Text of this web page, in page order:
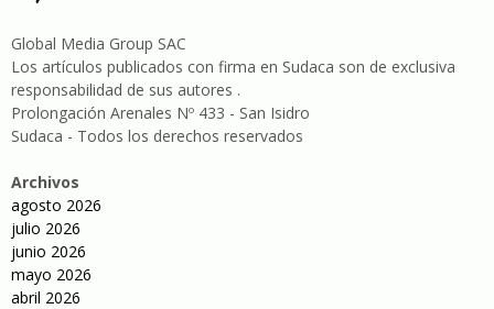
Global Media Group SAC
Los artículos publicados con firma en Sudaca son de exclusiva
responsabilidad de sus autores .
Prolongación Arenales Nº 433 - San Isidro
Sudaca - Todos los derechos reservados
Archivos
agosto 2026
julio 2026
junio 2026
mayo 2026
abril 2026